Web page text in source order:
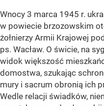
Wnocy 3 marca 1945 r.
w powiecie brzozowskim
żołnierzy Armii Krajowej
ps. Wacław. O świcie, na
widok większość
domostwa, szukając
mury i sacrum obronią ich
Wedle relacji świadków,